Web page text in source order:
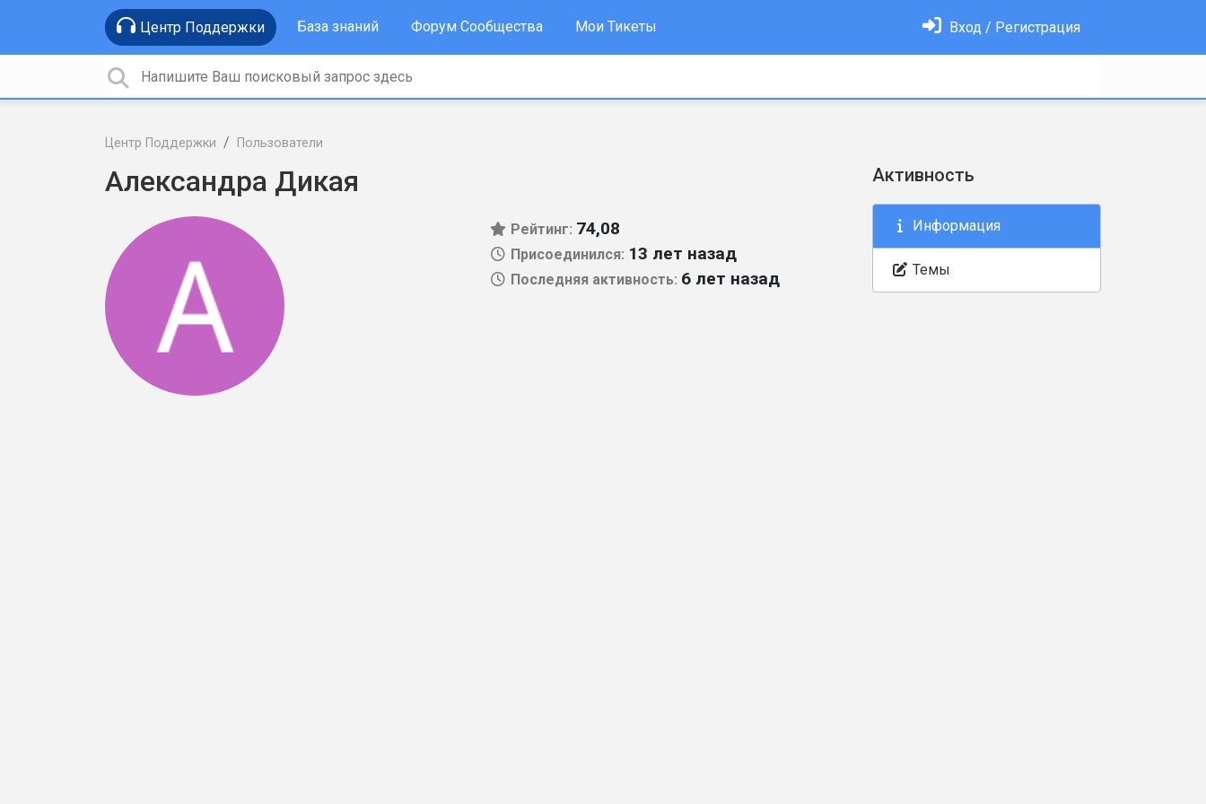
Центр Поддержки База знаний Форум Сообщества Мои Тикеты Вход / Регистрация
Центр Поддержки Пользователи
Александра Дикая
Рейтинг: 74,08
Присоединился: 13 лет назад
Последняя активность: 6 лет назад
Активность
Информация
Темы